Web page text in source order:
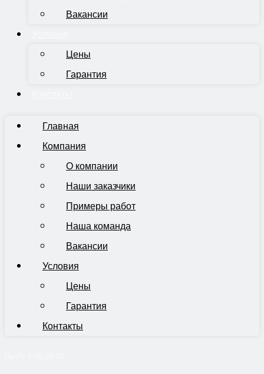
Вакансии
Цены
Гарантия
Главная
Компания
О компании
Наши заказчики
Примеры работ
Наша команда
Вакансии
Условия
Цены
Гарантия
Контакты